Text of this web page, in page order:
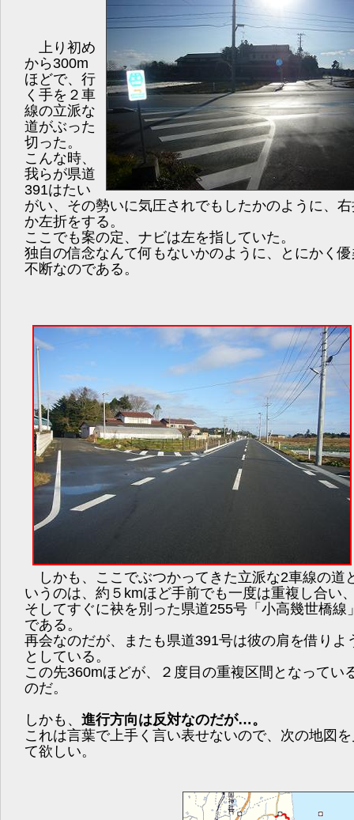
上り初め
から300m
ほどで、行
く手を２車
線の立派な
道がぶった
切った。
こんな時、
我らが県道
391はたい
がい、その勢いに気圧されでもしたかのように、
か左折をする。
ここでも案の定、ナビは左を指していた。
独自の信念なんて何もないかのように、とにかく
不断なのである。
しかも、ここでぶつかってきた立派な2車線の道
いうのは、約５kmほど手前でも一度は重複し合い
そしてすぐに袂を別った県道255号「小高幾世橋線
である。
再会なのだが、またも県道391号は彼の肩を借りよ
としている。
この先360mほどが、２度目の重複区間となってい
のだ。
しかも、 進行方向は反対なのだが…。
これは言葉で上手く言い表せないので、次の地図
て欲しい。